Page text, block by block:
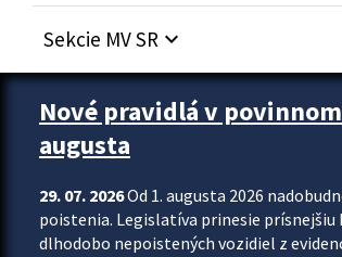
Sekcie MV SR keyboard_arrow_down
Zastavit automatický posun upútavok
Nové pravidlá v
augusta
29. 07. 2026Od 1. augusta 2026
poistenia. Legislatíva prinesie
dlhodobo nepoistených vozidiel z